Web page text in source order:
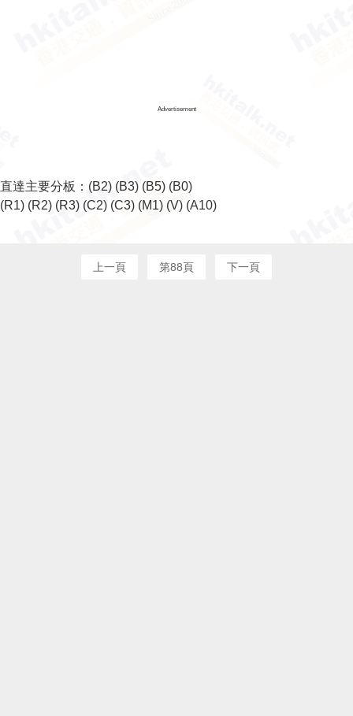
Advertisement
直達主要分板： (B2) (B3) (B5) (B0)
(R1) (R2) (R3) (C2) (C3) (M1) (V) (A10)
上一頁 第88頁 下一頁